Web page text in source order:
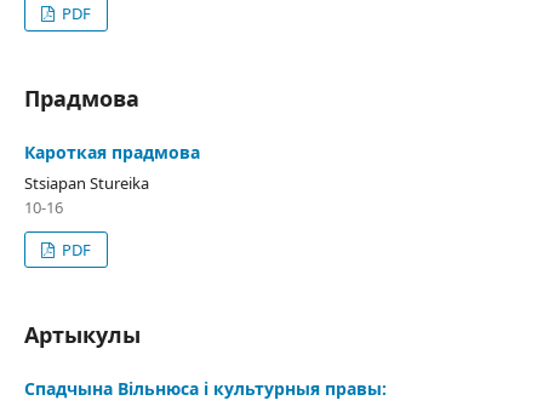
PDF
Прадмова
Кароткая прадмова
Stsiapan Stureika
10-16
PDF
Артыкулы
Спадчына Вільнюса і культурныя правы: